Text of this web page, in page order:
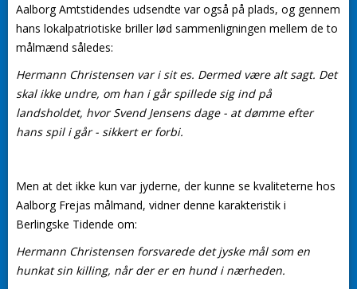
Aalborg Amtstidendes udsendte var også på plads, og gennem
hans lokalpatriotiske briller lød sammenligningen mellem de to
målmænd således:
Hermann Christensen var i sit es. Dermed være alt sagt. Det
skal ikke undre, om han i går spillede sig ind på
landsholdet, hvor Svend Jensens dage - at dømme efter
hans spil i går - sikkert er forbi.
Men at det ikke kun var jyderne, der kunne se kvaliteterne hos
Aalborg Frejas målmand, vidner denne karakteristik i
Berlingske Tidende om:
Hermann Christensen forsvarede det jyske mål som en
hunkat sin killing, når der er en hund i nærheden.